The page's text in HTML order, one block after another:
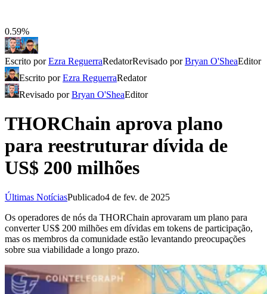
0.59%
Escrito porEzra ReguerraRedatorRevisado porBryan O'SheaEditor
Escrito porEzra ReguerraRedator
Revisado porBryan O'SheaEditor
THORChain aprova plano
para reestruturar dívida de
US$ 200 milhões
Últimas NotíciasPublicado4 de fev. de 2025
Os operadores de nós da THORChain aprovaram um plano para
converter US$ 200 milhões em dívidas em tokens de participação,
mas os membros da comunidade estão levantando preocupações
sobre sua viabilidade a longo prazo.